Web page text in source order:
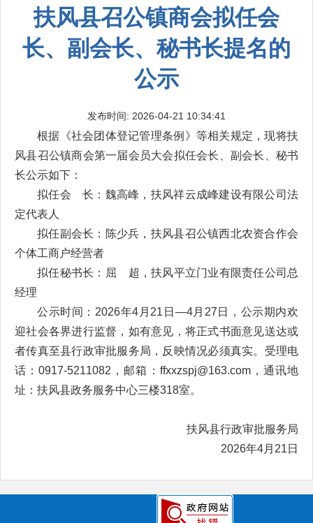
扶风县召公镇商会拟任会
长、副会长、秘书长提名的
公示
发布时间: 2026-04-21 10:34:41
根据《社会团体登记管理条例》等相关规定，现将扶
风县召公镇商会第一届会员大会拟任会长、副会长、秘书
长公示如下：
拟任会 长：魏高峰，扶风祥云成峰建设有限公司法
定代表人
拟任副会长：陈少兵，扶风县召公镇西北农资合作会
个体工商户经营者
拟任秘书长：屈 超，扶风平立门业有限责任公司总
经理
公示时间：2026年4月21日—4月27日，公示期内欢
迎社会各界进行监督，如有意见，将正式书面意见送达或
者传真至县行政审批服务局，反映情况必须真实。受理电
话：0917-5211082，邮箱：ffxxzspj@163.com，通讯地
址：扶风县政务服务中心三楼318室。
扶风县行政审批服务局
2026年4月21日